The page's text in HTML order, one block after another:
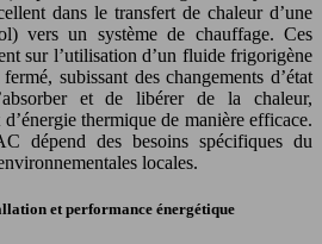
dans le transfert de chaleur d’une
vers un système de chauffage. Ces
sur l’utilisation d’un fluide frigorigène
subissant des changements d’état
et de libérer de la chaleur,
thermique de manière efficace.
dépend des besoins spécifiques du
locales.
et performance énergétique